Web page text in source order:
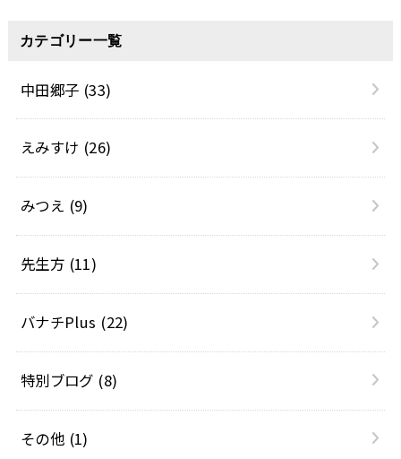
カテゴリー一覧
中田郷子 (33)
えみすけ (26)
みつえ (9)
先生方 (11)
バナチPlus (22)
特別ブログ (8)
その他 (1)